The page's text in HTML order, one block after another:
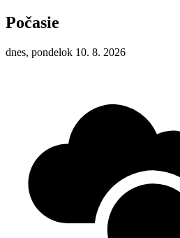
Počasie
dnes, pondelok 10. 8. 2026